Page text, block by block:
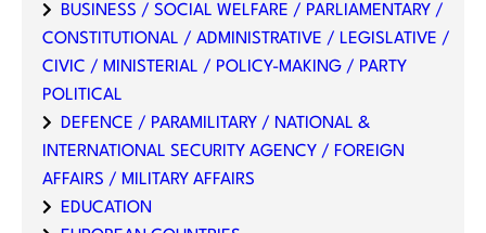
BUSINESS / SOCIAL WELFARE / PARLIAMENTARY /
CONSTITUTIONAL / ADMINISTRATIVE / LEGISLATIVE /
CIVIC / MINISTERIAL / POLICY-MAKING / PARTY
POLITICAL
DEFENCE / PARAMILITARY / NATIONAL &
INTERNATIONAL SECURITY AGENCY / FOREIGN
AFFAIRS / MILITARY AFFAIRS
EDUCATION